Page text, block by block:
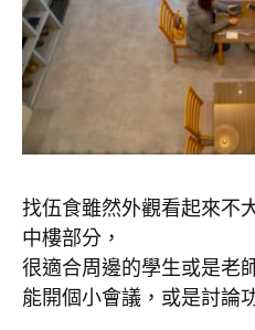
找伍食雖然外觀看起來不
中樓部分，
很適合周邊的學生或是老
能開個小會議，或是討論